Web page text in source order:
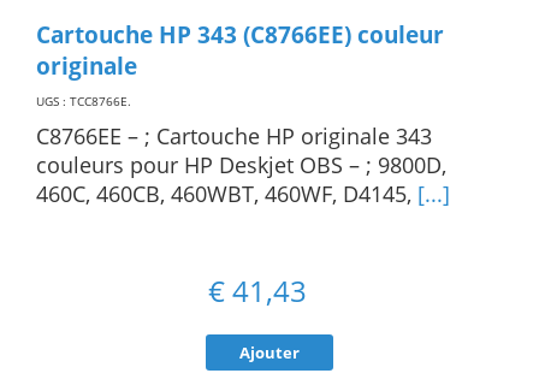
Cartouche HP 343 (C8766EE) couleur
originale
UGS : TCC8766E.
C8766EE – ; Cartouche HP originale 343
couleurs pour HP Deskjet OBS – ; 9800D,
460C, 460CB, 460WBT, 460WF, D4145, [...]
€41,43
Ajouter